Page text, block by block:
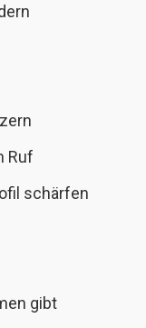
Ruf
schärfen
gibt